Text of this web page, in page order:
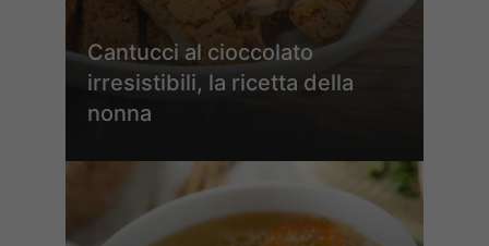
Cantucci al cioccolato
irresistibili, la ricetta della
nonna